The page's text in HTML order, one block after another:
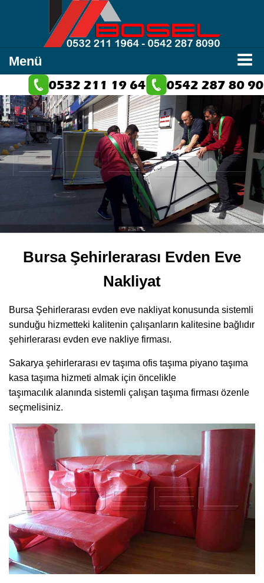
Menü
Bursa Şehirlerarası Evden Eve
Nakliyat
Bursa Şehirlerarası evden eve nakliyat konusunda sistemli
sunduğu hizmetteki kalitenin çalışanların kalitesine bağlıdır
şehirlerarası evden eve nakliye firması.
Sakarya şehirlerarası ev taşıma ofis taşıma piyano taşıma
kasa taşıma hizmeti almak için öncelikle
taşımacılık alanında sistemli çalışan taşıma firması özenle
seçmelisiniz.